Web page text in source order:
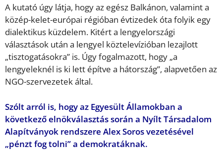
A kutató úgy látja, hogy az egész Balkánon, valamint a
közép-kelet-európai régióban évtizedek óta folyik egy
dialektikus küzdelem. Kitért a lengyelországi
választások után a lengyel köztelevízióban lezajlott
„tisztogatásokra” is. Úgy fogalmazott, hogy „a
lengyeleknél is ki lett építve a hátország”, alapvetően az
NGO-szervezetek által.
Szólt arról is, hogy az Egyesült Államokban a
következő elnökválasztás során a Nyílt Társadalom
Alapítványok rendszere Alex Soros vezetésével
„pénzt fog tolni” a demokratáknak.